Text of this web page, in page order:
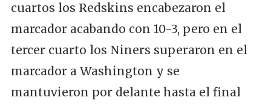
cuartos los Redskins encabezaron el
marcador acabando con 10-3, pero en el
tercer cuarto los Niners superaron en el
marcador a Washington y se
mantuvieron por delante hasta el final